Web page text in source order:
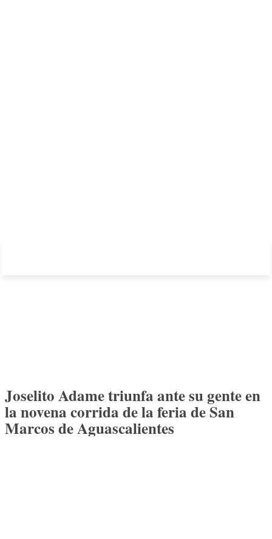
Joselito Adame triunfa ante su gente en
la novena corrida de la feria de San
Marcos de Aguascalientes